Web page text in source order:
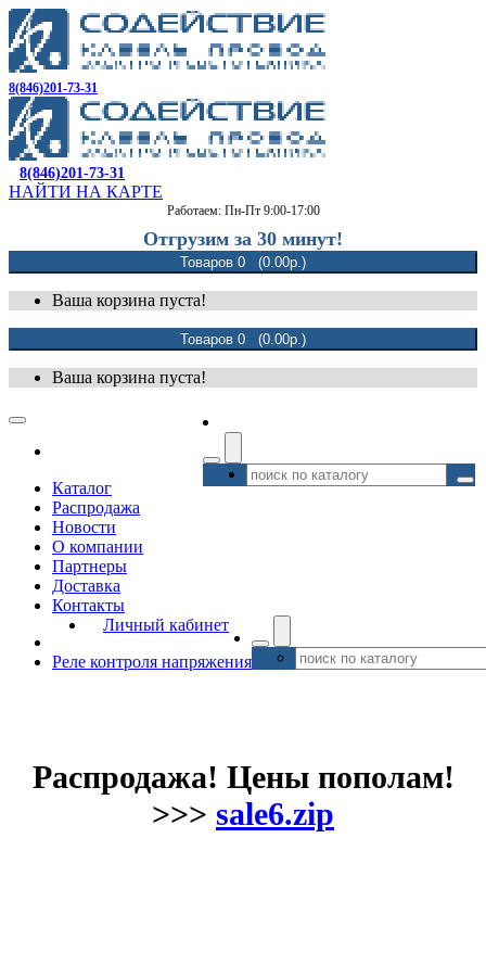
8(846)201-73-31
8(846)201-73-31
НАЙТИ НА КАРТЕ
Работаем: Пн-Пт 9:00-17:00
Отгрузим за 30 минут!
Товаров 0 (0.00р.)
Ваша корзина пуста!
Товаров 0 (0.00р.)
Ваша корзина пуста!
Каталог
Распродажа
Новости
О компании
Партнеры
Доставка
Контакты
Личный кабинет
Реле контроля напряжения
Распродажа! Цены пополам!
>>> sale6.zip